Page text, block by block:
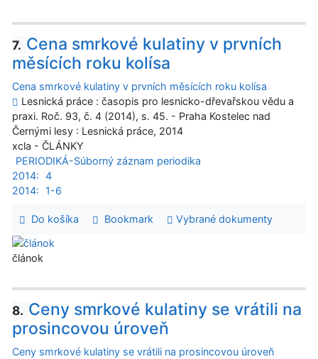
7. Cena smrkové kulatiny v prvních
měsících roku kolísa
Cena smrkové kulatiny v prvních měsících roku kolísa
Lesnická práce : časopis pro lesnicko-dřevařskou vědu a
praxi. Roč. 93, č. 4 (2014), s. 45. - Praha Kostelec nad
Černými lesy : Lesnická práce, 2014
xcla - ČLÁNKY
PERIODIKÁ-Súborný záznam periodika
2014: 4
2014:
1-6
Do košíka Bookmark Vybrané dokumenty
článok
8. Ceny smrkové kulatiny se vrátili na
prosincovou úroveň
Ceny smrkové kulatiny se vrátili na prosincovou úroveň